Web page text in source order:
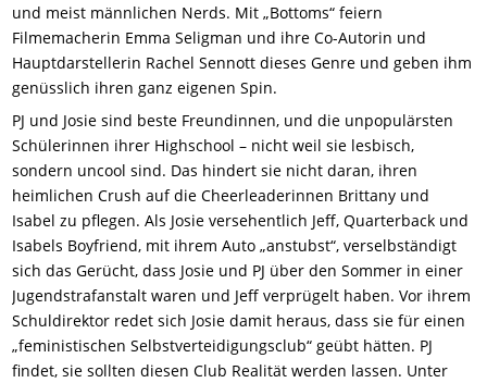
und meist männlichen Nerds. Mit „Bottoms“ feiern
Filmemacherin Emma Seligman und ihre Co-Autorin und
Hauptdarstellerin Rachel Sennott dieses Genre und geben ihm
genüsslich ihren ganz eigenen Spin.
PJ und Josie sind beste Freundinnen, und die unpopulärsten
Schülerinnen ihrer Highschool – nicht weil sie lesbisch,
sondern uncool sind. Das hindert sie nicht daran, ihren
heimlichen Crush auf die Cheerleaderinnen Brittany und
Isabel zu pflegen. Als Josie versehentlich Jeff, Quarterback und
Isabels Boyfriend, mit ihrem Auto „anstubst“, verselbständigt
sich das Gerücht, dass Josie und PJ über den Sommer in einer
Jugendstrafanstalt waren und Jeff verprügelt haben. Vor ihrem
Schuldirektor redet sich Josie damit heraus, dass sie für einen
„feministischen Selbstverteidigungsclub“ geübt hätten. PJ
findet, sie sollten diesen Club Realität werden lassen. Unter